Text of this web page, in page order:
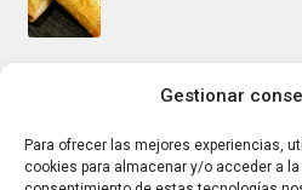
Gestionar
Para ofrecer las mejores experiencias,
cookies para almacenar y/o acceder a
Jamoncitos de pollo